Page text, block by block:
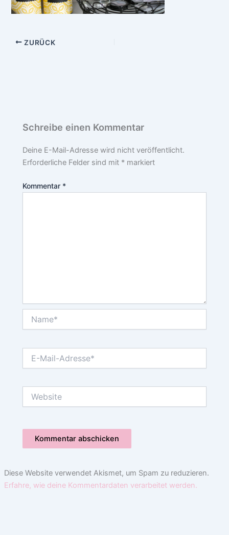
ZURÜCK
Schreibe einen Kommentar
Deine E-Mail-Adresse wird nicht veröffentlicht.
Erforderliche Felder sind mit * markiert
Kommentar *
Mail-
Diese Website verwendet Akismet, um Spam zu reduzieren.
Erfahre, wie deine Kommentardaten verarbeitet werden.